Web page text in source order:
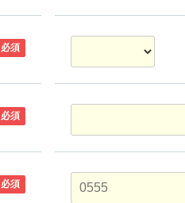
必須
必須
必須